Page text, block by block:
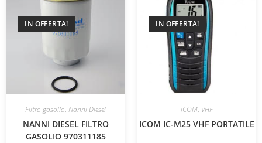
IN OFFERTA!
Filtro gasolio, Nanni Diesel
NANNI DIESEL FILTRO
GASOLIO 970311185
IN OFFERTA!
iCOM, VHF
ICOM IC-M25 VHF PORTATILE